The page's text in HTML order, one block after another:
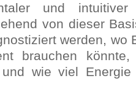
und
von dieser
werden, wo
brauchen
wie viel Energie